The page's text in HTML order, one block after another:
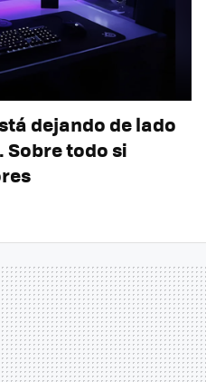
dejando de lado
todo si